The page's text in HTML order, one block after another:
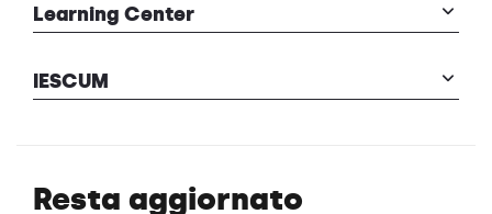
Learning Center
IESCUM
Resta aggiornato